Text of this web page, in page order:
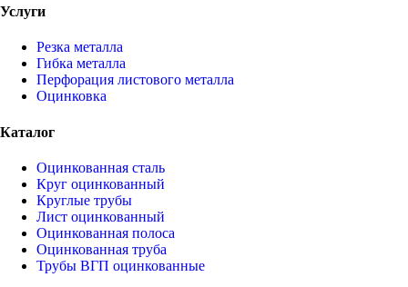
Услуги
Резка металла
Гибка металла
Перфорация листового металла
Оцинковка
Каталог
Оцинкованная сталь
Круг оцинкованный
Круглые трубы
Лист оцинкованный
Оцинкованная полоса
Оцинкованная труба
Трубы ВГП оцинкованные